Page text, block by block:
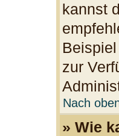
kannst
zur
Nach
» Wie